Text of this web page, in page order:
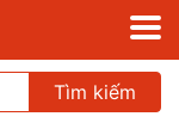
Tìm kiếm